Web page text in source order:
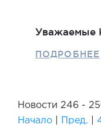
Уважаемые
ПОДРОБНЕЕ
Новости 246 -
Начало
Пред.